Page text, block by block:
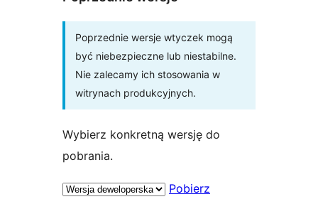
Poprzednie wersje wtyczek mogą
być niebezpieczne lub niestabilne.
Nie zalecamy ich stosowania w
witrynach produkcyjnych.
Wybierz konkretną wersję do
pobrania.
Pobierz